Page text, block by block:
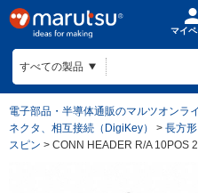
マイ
電子部品・半導体通販のマルツオンラ
ネクタ、相互接続（DigiKey）
> 長方
スピン > CONN HEADER R/A 10POS